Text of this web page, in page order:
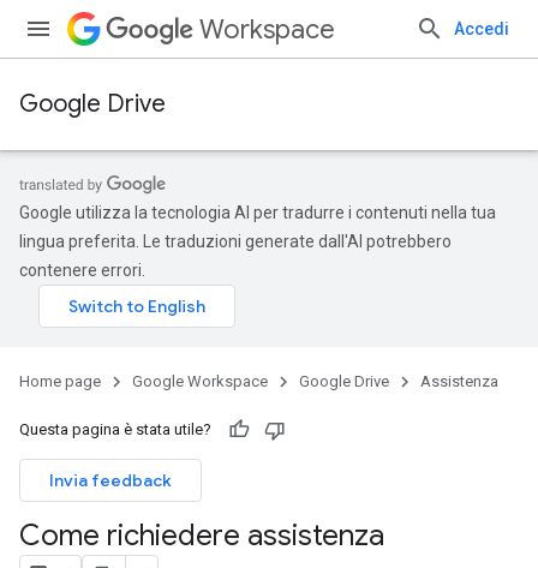
Workspace Accedi
Google Drive
Google utilizza la tecnologia AI per tradurre i contenuti nella tua
lingua preferita. Le traduzioni generate dall'AI potrebbero
contenere errori.
Home page Google Workspace Google Drive Assistenza
Questa pagina è stata utile?
Invia feedback
Come richiedere assistenza